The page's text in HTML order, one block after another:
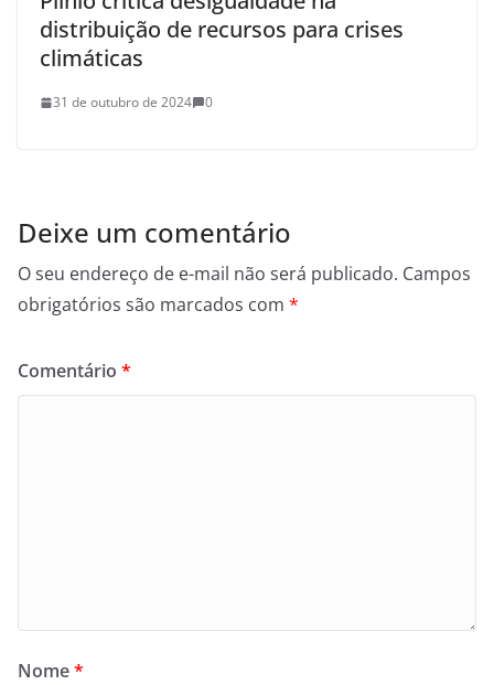
distribuição de recursos para crises
climáticas
31 de outubro de 2024 0
Deixe um comentário
O seu endereço de e-mail não será publicado. Campos
obrigatórios são marcados com *
Comentário *
Nome*